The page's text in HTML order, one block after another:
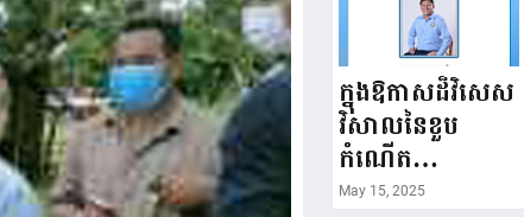
ឪពុកក្មេករបស់
លោកទទួលមរណៈ
ភាព!
ក្នុងឱកាសដ៏វិសេស
វិសាលនៃខួប
កំណើត
គម្រប់ខួប៤៤
May 15, 2025